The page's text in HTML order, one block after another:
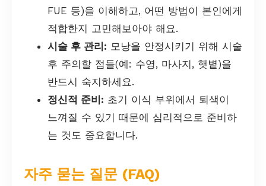
FUE 등)을 이해하고, 어떤 방법이 본인에게
적합한지 고민해보아야 해요.
시술 후 관리: 모낭을 안정시키기 위해 시술
후 주의할 점들(예: 수영, 마사지, 햇볕)을
반드시 숙지하세요.
정신적 준비: 초기 이식 부위에서 퇴색이
느껴질 수 있기 때문에 심리적으로 준비하
는 것도 중요합니다.
자주 묻는 질문 (FAQ)